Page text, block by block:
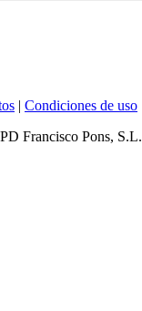
| Condiciones de uso
Francisco Pons, S.L.